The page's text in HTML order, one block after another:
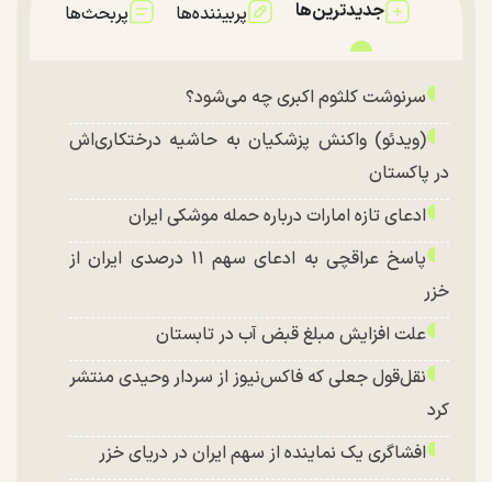
جدیدترین‌ها پربیننده‌ها پربحث‌ها
سرنوشت کلثوم اکبری چه می‌شود؟
(ویدئو) واکنش پزشکیان به حاشیه درختکاری‌اش
در پاکستان
ادعای تازه امارات درباره حمله موشکی ایران
پاسخ عراقچی به ادعای سهم ۱۱ درصدی ایران از
خزر
علت افزایش مبلغ قبض آب در تابستان
نقل‌قول جعلی که فاکس‌نیوز از سردار وحیدی منتشر
کرد
افشاگری یک نماینده از سهم ایران در دریای خزر